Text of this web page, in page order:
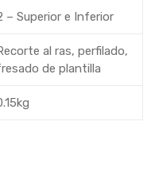
– Superior e Inferior
al ras, perfilado,
de plantilla